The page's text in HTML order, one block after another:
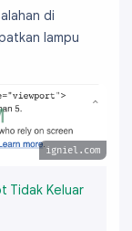
di
lampu
igniel.com
Tidak Keluar